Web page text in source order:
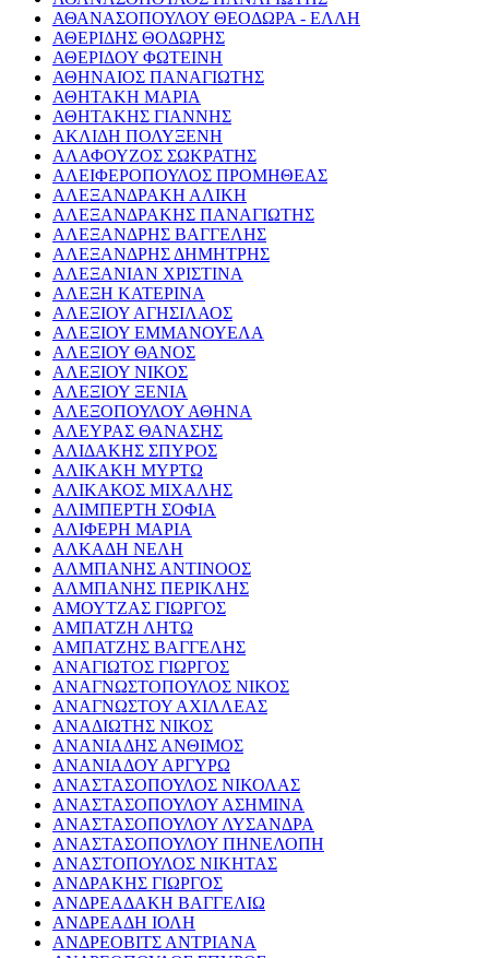
ΑΘΑΝΑΣΟΠΟΥΛΟΥ ΘΕΟΔΩΡΑ - ΕΛΛΗ
ΑΘΕΡΙΔΗΣ ΘΟΔΩΡΗΣ
ΑΘΕΡΙΔΟΥ ΦΩΤΕΙΝΗ
ΑΘΗΝΑΙΟΣ ΠΑΝΑΓΙΩΤΗΣ
ΑΘΗΤΑΚΗ ΜΑΡΙΑ
ΑΘΗΤΑΚΗΣ ΓΙΑΝΝΗΣ
ΑΚΛΙΔΗ ΠΟΛΥΞΕΝΗ
ΑΛΑΦΟΥΖΟΣ ΣΩΚΡΑΤΗΣ
ΑΛΕΙΦΕΡΟΠΟΥΛΟΣ ΠΡΟΜΗΘΕΑΣ
ΑΛΕΞΑΝΔΡΑΚΗ ΑΛΙΚΗ
ΑΛΕΞΑΝΔΡΑΚΗΣ ΠΑΝΑΓΙΩΤΗΣ
ΑΛΕΞΑΝΔΡΗΣ ΒΑΓΓΕΛΗΣ
ΑΛΕΞΑΝΔΡΗΣ ΔΗΜΗΤΡΗΣ
ΑΛΕΞΑΝΙΑΝ ΧΡΙΣΤΙΝΑ
ΑΛΕΞΗ ΚΑΤΕΡΙΝΑ
ΑΛΕΞΙΟΥ ΑΓΗΣΙΛΑΟΣ
ΑΛΕΞΙΟΥ ΕΜΜΑΝΟΥΕΛΑ
ΑΛΕΞΙΟΥ ΘΑΝΟΣ
ΑΛΕΞΙΟΥ ΝΙΚΟΣ
ΑΛΕΞΙΟΥ ΞΕΝΙΑ
ΑΛΕΞΟΠΟΥΛΟΥ ΑΘΗΝΑ
ΑΛΕΥΡΑΣ ΘΑΝΑΣΗΣ
ΑΛΙΔΑΚΗΣ ΣΠΥΡΟΣ
ΑΛΙΚΑΚΗ ΜΥΡΤΩ
ΑΛΙΚΑΚΟΣ ΜΙΧΑΛΗΣ
ΑΛΙΜΠΕΡΤΗ ΣΟΦΙΑ
ΑΛΙΦΕΡΗ ΜΑΡΙΑ
ΑΛΚΑΔΗ ΝΕΛΗ
ΑΛΜΠΑΝΗΣ ΑΝΤΙΝΟΟΣ
ΑΛΜΠΑΝΗΣ ΠΕΡΙΚΛΗΣ
ΑΜΟΥΤΖΑΣ ΓΙΩΡΓΟΣ
ΑΜΠΑΤΖΗ ΛΗΤΩ
ΑΜΠΑΤΖΗΣ ΒΑΓΓΕΛΗΣ
ΑΝΑΓΙΩΤΟΣ ΓΙΩΡΓΟΣ
ΑΝΑΓΝΩΣΤΟΠΟΥΛΟΣ ΝΙΚΟΣ
ΑΝΑΓΝΩΣΤΟΥ ΑΧΙΛΛΕΑΣ
ΑΝΑΔΙΩΤΗΣ ΝΙΚΟΣ
ΑΝΑΝΙΑΔΗΣ ΑΝΘΙΜΟΣ
ΑΝΑΝΙΑΔΟΥ ΑΡΓΥΡΩ
ΑΝΑΣΤΑΣΟΠΟΥΛΟΣ ΝΙΚΟΛΑΣ
ΑΝΑΣΤΑΣΟΠΟΥΛΟΥ ΑΣΗΜΙΝΑ
ΑΝΑΣΤΑΣΟΠΟΥΛΟΥ ΛΥΣΑΝΔΡΑ
ΑΝΑΣΤΑΣΟΠΟΥΛΟΥ ΠΗΝΕΛΟΠΗ
ΑΝΑΣΤΟΠΟΥΛΟΣ ΝΙΚΗΤΑΣ
ΑΝΔΡΑΚΗΣ ΓΙΩΡΓΟΣ
ΑΝΔΡΕΑΔΑΚΗ ΒΑΓΓΕΛΙΩ
ΑΝΔΡΕΑΔΗ ΙΟΛΗ
ΑΝΔΡΕΟΒΙΤΣ ΑΝΤΡΙΑΝΑ